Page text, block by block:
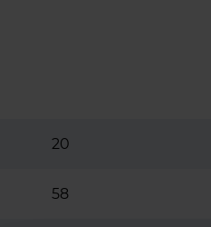
20
58